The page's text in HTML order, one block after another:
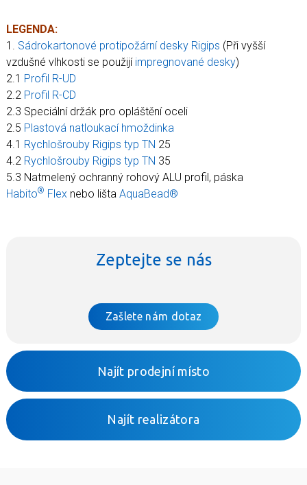
LEGENDA:
1. Sádrokartonové protipožární desky Rigips (Při vyšší
vzdušné vlhkosti se použijí impregnované desky)
2.1 Profil R-UD
2.2 Profil R-CD
2.3 Speciální držák pro opláštění oceli
2.5 Plastová natloukací hmoždinka
4.1 Rychlošrouby Rigips typ TN 25
4.2 Rychlošrouby Rigips typ TN 35
5.3 Natmelený ochranný rohový ALU profil, páska
Habito® Flex nebo lišta AquaBead®
Zeptejte se nás
Zašlete nám dotaz
Najít prodejní místo
Najít realizátora